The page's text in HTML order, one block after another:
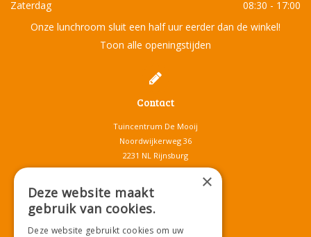
Zaterdag
08:30 - 17:00
Onze lunchroom sluit een half uur eerder dan de winkel!
Toon alle openingstijden
Contact
Tuincentrum De Mooij
Noordwijkerweg 36
2231 NL Rijnsburg
T.071-4080959
info@tuincentrumdemooij.nl
×
Deze website maakt
gebruik van cookies.
Deze website gebruikt cookies om uw